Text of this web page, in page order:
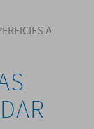
A